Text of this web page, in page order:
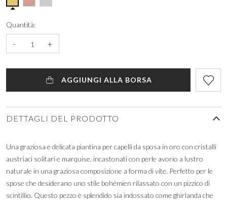
Quantità:
- +
AGGIUNGI ALLA BORSA
DETTAGLI DEL PRODOTTO
Una graziosa e delicata piantina per capelli da sposa in oro con cristalli
austriaci solitari e marquise, incastonati con perle avorio a lustro
naturale in una graziosa composizione a forma di vite. Perfetto per le
spose che desiderano uno stile bohémien rilassato con un pizzico di
scintillio. Questo pezzo è splendido sia indossato come ghirlanda che